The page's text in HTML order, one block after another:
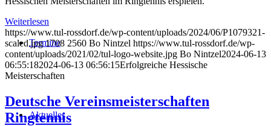
Termine
Aktuelles
Weiterlesen
https://www.tul-rossdorf.de/wp-content/uploads/2024/06/P1079321-
scaled.jpg 1708 2560 Bo Nintzel https://www.tul-rossdorf.de/wp-
content/uploads/2021/02/tul-logo-website.jpg Bo Nintzel2024-06-13
06:55:182024-06-13 06:56:15Erfolgreiche Hessische
Meisterschaften
Deutsche Vereinsmeisterschaften
Ringtennis